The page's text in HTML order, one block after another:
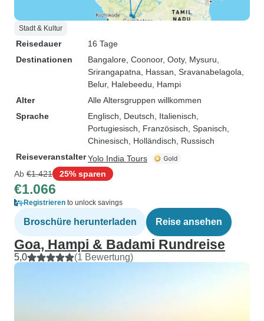
Stadt & Kultur
Reisedauer
16 Tage
Destinationen
Bangalore , Coonoor, Ooty, Mysuru
Srirangapatna , Hassan , Sravanabelagola
Belur, Halebeedu , Hampi
Alter
Alle Altersgruppen willkommen
Sprache
Englisch, Deutsch, Italienisch,
Portugiesisch, Französisch, Spanisch,
Chinesisch, Holländisch, Russisch
ReiseveranstalterYolo India Tours
Ab €1.421 25% sparen
€1.066
Registrieren to unlock savings
Broschüre herunterladen Reise ansehen
Goa, Hampi & Badami Rundreise
5,0 (1 Bewertung)